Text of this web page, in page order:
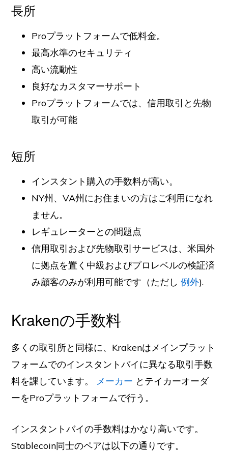
長所
Proプラットフォームで低料金。
最高水準のセキュリティ
高い流動性
良好なカスタマーサポート
Proプラットフォームでは、信用取引と先物
取引が可能
短所
インスタント購入の手数料が高い。
NY州、VA州にお住まいの方はご利用になれ
ません。
レギュレーターとの問題点
信用取引および先物取引サービスは、米国外
に拠点を置く中級およびプロレベルの検証済
み顧客のみが利用可能です（ただし例外).
Krakenの手数料
多くの取引所と同様に、Krakenはメインプラット
フォームでのインスタントバイに異なる取引手数
料を課しています。 メーカー とテイカーオーダ
ーをProプラットフォームで行う。
インスタントバイの手数料はかなり高いです。
Stablecoin同士のペアは以下の通りです。